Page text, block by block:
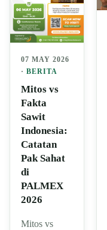
07 MAY 2026
· BERITA
Mitos vs
Fakta
Sawit
Indonesia:
Catatan
Pak Sahat
di
PALMEX
2026
Mitos vs